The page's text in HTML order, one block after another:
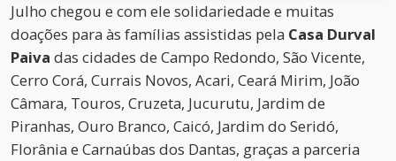
Julho chegou e com ele solidariedade e muitas
doações para às famílias assistidas pela Casa Durval
Paiva das cidades de Campo Redondo, São Vicente,
Cerro Corá, Currais Novos, Acari, Ceará Mirim, João
Câmara, Touros, Cruzeta, Jucurutu, Jardim de
Piranhas, Ouro Branco, Caicó, Jardim do Seridó,
Florânia e Carnaúbas dos Dantas, graças a parceria